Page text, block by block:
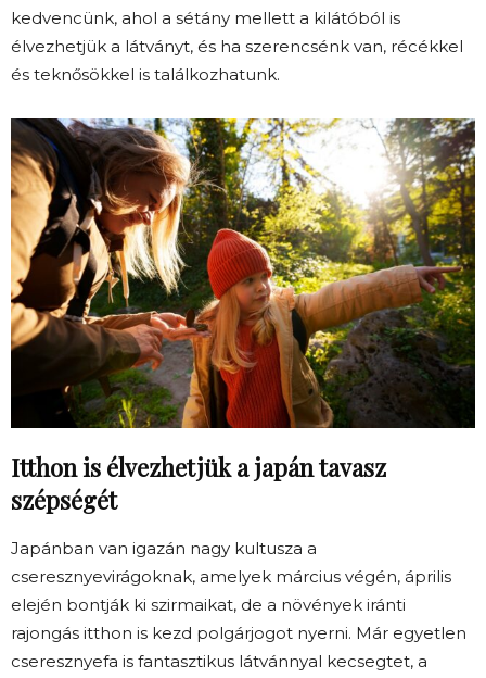
kedvencünk, ahol a sétány mellett a kilátóból is
élvezhetjük a látványt, és ha szerencsénk van, récékkel
és teknősökkel is találkozhatunk.
Itthon is élvezhetjük a japán tavasz
szépségét
Japánban van igazán nagy kultusza a
cseresznyevirágoknak, amelyek március végén, április
elején bontják ki szirmaikat, de a növények iránti
rajongás itthon is kezd polgárjogot nyerni. Már egyetlen
cseresznyefa is fantasztikus látvánnyal kecsegtet, a